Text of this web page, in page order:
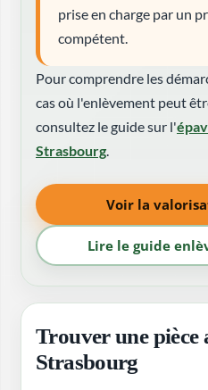
prise en charge par un
compétent.
Pour comprendre les
cas où l'enlèvement peut
consultez le guide sur l'
Strasbourg.
Voir la
Lire le guide
Trouver une pièce
Strasbourg